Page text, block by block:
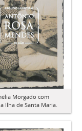
Morgado com
Ilha de Santa Maria.